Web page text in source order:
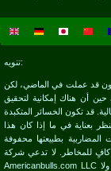
تنويه:
قد عملت في الماضي، لكن
حين أن هناك إمكانية لتحقيق
قد تكون الخسائر المتكبدة
بعناية في ما إذا كان هذا
بطبيعتها محفوفة
كافٍ للمخاطر. لا تدعي شركة
Americanbulls.com LLC ولا Candlesticker.com بأي شكل من الأشكال بشأن الأداء السابق أو